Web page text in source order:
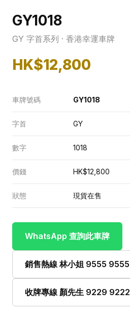
GY1018
GY 字首系列 · 香港幸運車牌
HK$12,800
車牌號碼 GY1018
字首 GY
數字 1018
價錢 HK$12,800
狀態 現貨在售
WhatsApp 查詢此車牌
銷售熱線 林小姐 9555 9555
收牌專線 顏先生 9229 9222